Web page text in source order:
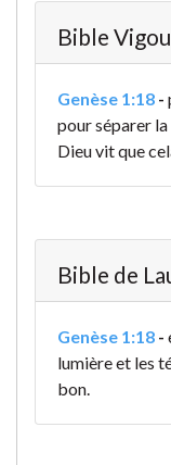
Bible
Genèse 1:18 -
pour séparer la
Dieu vit que
Bible de
Genèse 1:18 -
lumière et les
bon.